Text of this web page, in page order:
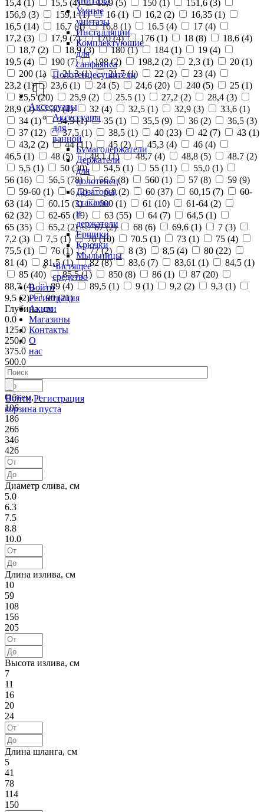
Умные
унитазы
Инсталляции
Комплектующие
для
санфаянса
Полотенцесушители
Аксессуары
Аксессуары
для
ванной
Бумагодержатели
Держатели
для
полотенец
Дозаторы,
стаканы
и
держатели
Ершики
Крючки
Мыльницы
Чистящее
средство
Войти
Регистрация
Акции
Магазины
Контакты
О
нас
Войти Регистрация
корзина пуста
15,4 (1 ) 15,5 (4) 15,9 (5) 150 (1 ) 151,6 (3)
156,9 (3) 159,1 (1) 16 (1) 16,2 (2) 16,35 (1)
16,5 (14) 16,7 (4) 16,8 (1) 16.5 (4) 17 (4)
17,2 (3) 17,9 (7) 170 (4) 176 (1) 18 (8) 18,6 (4)
18,7 (2) 18,9 (3) 180 (1) 184 (1) 19 (4)
19,5 (4) 190 (7) 198 (2) 198,2 (2) 2,3 (1) 20 (1)
200 (1) 21,3 (1) 21,7 (1) 22 (2) 23 (4)
23,2 (1) 23,6 (1) 24 (5) 24,6 (20) 240 (5) 25 (1)
25,5 (20) 25,9 (2) 25.5 (1) 27,2 (2) 28,4 (3)
28,9 (2) 30 (4) 32 (4) 32,5 (1) 32,9 (3) 33,6 (1)
34 (1) 34,5 (1) 35 (1) 35,5 (9) 36 (2) 36,5 (3)
37 (12) 37,5 (1) 38,5 (1) 40 (23) 42 (7) 43 (1)
43,2 (2) 44 (11) 45 (2) 45,3 (4) 46 (4)
46,5 (1) 48 (5) 48,1 (1) 48,7 (4) 48,8 (5) 48.7 (2)
5,5 (1) 50 (30) 54,5 (1) 55 (11) 55,0 (1)
56 (16) 56,5 (78) 56.5 (8) 560 (1) 57 (8) 59 (9)
59-60 (1) 6 (2) 6,9 (2) 60 (37) 60,15 (7)
60-
63 (14) 60.15 (3) 600 (1) 61 (10) 61-64 (2)
62 (32) 62-65 (19) 63 (55) 64 (7) 64,5 (1)
65 (35) 65,2 (2) 67 (2) 68 (6) 69,6 (1) 7 (3)
7,2 (3) 7,5 (1) 70 (10) 70.5 (1) 73 (1) 75 (4)
75,5 (1) 76 (1) 77 (2) 8 (3) 8,5 (4) 80 (22)
81 (4) 81,5 (1) 82 (8) 83,6 (7) 83,61 (1) 84,5 (1)
85 (40) 85,5 (1) 850 (8) 86 (1) 87 (20)
88,7 (4) 89 (4) 89,5 (1) 9 (1) 9,2 (2) 9,3 (1)
9,5 (2) 90 (21)
Глубина, см
0.0
125.0
250.0
375.0
500.0
Объем, л
106
186
266
346
426
Диаметр слива, см
5.0
6.3
7.5
8.8
10.0
Длина излива, см
10
59
108
156
205
Высота излива, см
7
11
16
20
24
Длина шланга, см
5
41
78
114
150